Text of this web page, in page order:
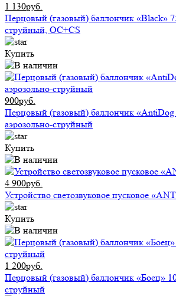
1 130руб.
Перцовый (газовый) баллончик «Black»
струйный, ОC+CS
Купить
900руб.
Перцовый (газовый) баллончик
аэрозольно-струйный
Купить
4 900руб.
Устройство светозвуковое пусковое
Купить
1 200руб.
Перцовый (газовый) баллончик «Боец»
струйный